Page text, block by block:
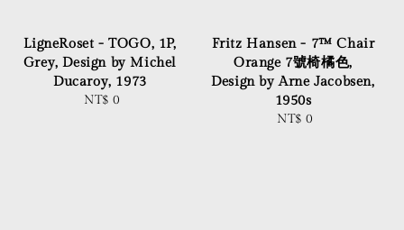
LigneRoset - TOGO, 1P,
Grey, Design by Michel
Ducaroy, 1973
Regular
NT$ 0
Fritz Hansen - 7™ Chair
Orange 7號椅橘色,
Design by Arne Jacobsen,
1950s
Regular
NT$ 0